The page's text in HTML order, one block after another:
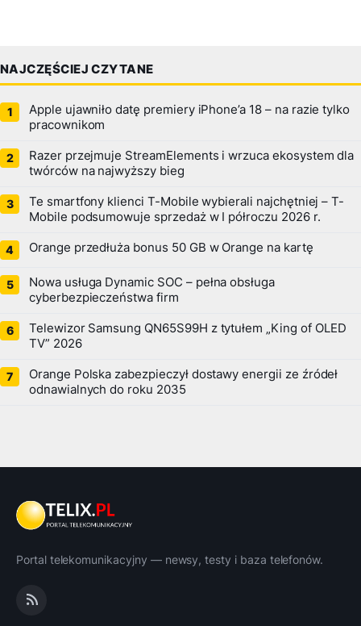
NAJCZĘŚCIEJ CZYTANE
Apple ujawniło datę premiery iPhone’a 18 – na razie tylko
pracownikom
Razer przejmuje StreamElements i wrzuca ekosystem dla
twórców na najwyższy bieg
Te smartfony klienci T-Mobile wybierali najchętniej – T-
Mobile podsumowuje sprzedaż w I półroczu 2026 r.
Orange przedłuża bonus 50 GB w Orange na kartę
Nowa usługa Dynamic SOC – pełna obsługa
cyberbezpieczeństwa firm
Telewizor Samsung QN65S99H z tytułem „King of OLED
TV” 2026
Orange Polska zabezpieczył dostawy energii ze źródeł
odnawialnych do roku 2035
Portal telekomunikacyjny — newsy, testy i baza telefonów.